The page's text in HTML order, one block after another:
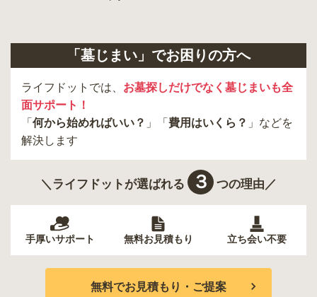
「墓じまい」でお困りの方へ
ライフドットでは、 お墓探しだけでなく墓じまいも全
面サポート！
「 何から始めればいい？ 」「 費用はいくら？ 」などを
解決します
＼ライフドットが選ばれる ３ つの理由／
手厚いサポート 無料お見積もり 立ち会い不要
無料でお見積もり・ご提案